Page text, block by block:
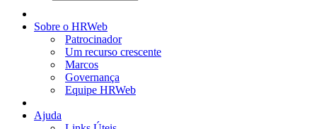
Sobre o HRWeb
Patrocinador
Um recurso crescente
Marcos
Governança
Equipe HRWeb
Ajuda